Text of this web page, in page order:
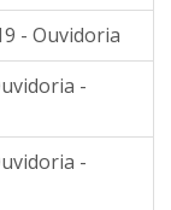
- Ouvidoria
-
-